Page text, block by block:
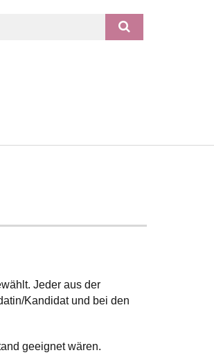
Jeder aus der
Kandidat und bei den
geeignet wären.